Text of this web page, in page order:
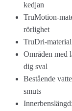
kedjan
TruMotion-
rörlighet
TruDri-
Områden med
dig sval
Bestående
smuts